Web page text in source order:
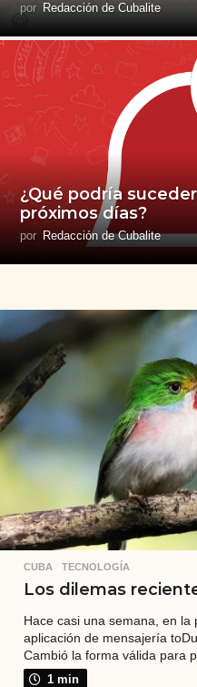
por Redacción de Cubalite
¿Qué podría
próximos días?
por Redacción de Cubalite
CUBA ,TECNOLOGÍA
Los dilemas
Hace casi una semana, en
aplicación de mensajería
Cambió la forma válida para
1 min